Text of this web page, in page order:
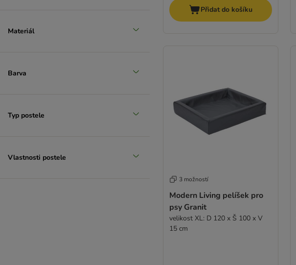
Materiál
Barva
Typ postele
Vlastnosti postele
Přidat do košíku
3 možností
Modern Living pelíšek pro
psy Granit
velikost XL: D 120 x Š 100 x V
15 cm